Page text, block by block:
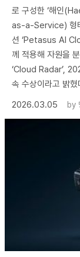
로 구성한 ‘해인
as-a-Service) 형
션 ‘Petasus AI
께 적용해 자원을
‘Cloud Radar’,
속 수상이라고 밝혔
2026.03.05
by